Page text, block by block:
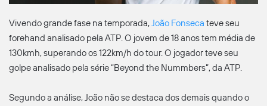
Vivendo grande fase na temporada,João Fonseca teve seu
forehand analisado pela ATP. O jovem de 18 anos tem média de
130kmh, superando os 122km/h do tour. O jogador teve seu
golpe analisado pela série “Beyond the Nummbers”, da ATP.
Segundo a análise, João não se destaca dos demais quando o